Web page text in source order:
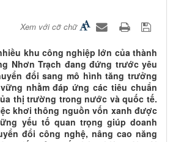
Xem với cỡ chữ
khu công nghiệp lớn của thành
Nhơn Trạch đang đứng trước yêu
đổi sang mô hình tăng trưởng
nhằm đáp ứng các tiêu chuẩn
thị trường trong nước và quốc tế.
khơi thông nguồn vốn xanh được
yếu tố quan trọng giúp doanh
đổi công nghệ, nâng cao năng